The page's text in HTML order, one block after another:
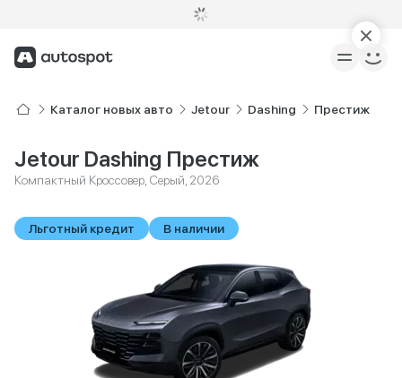
Каталог новых авто Jetour Dashing Престиж
Jetour Dashing Престиж
Компактный Кроссовер, Серый, 2026
Льготный кредит В наличии